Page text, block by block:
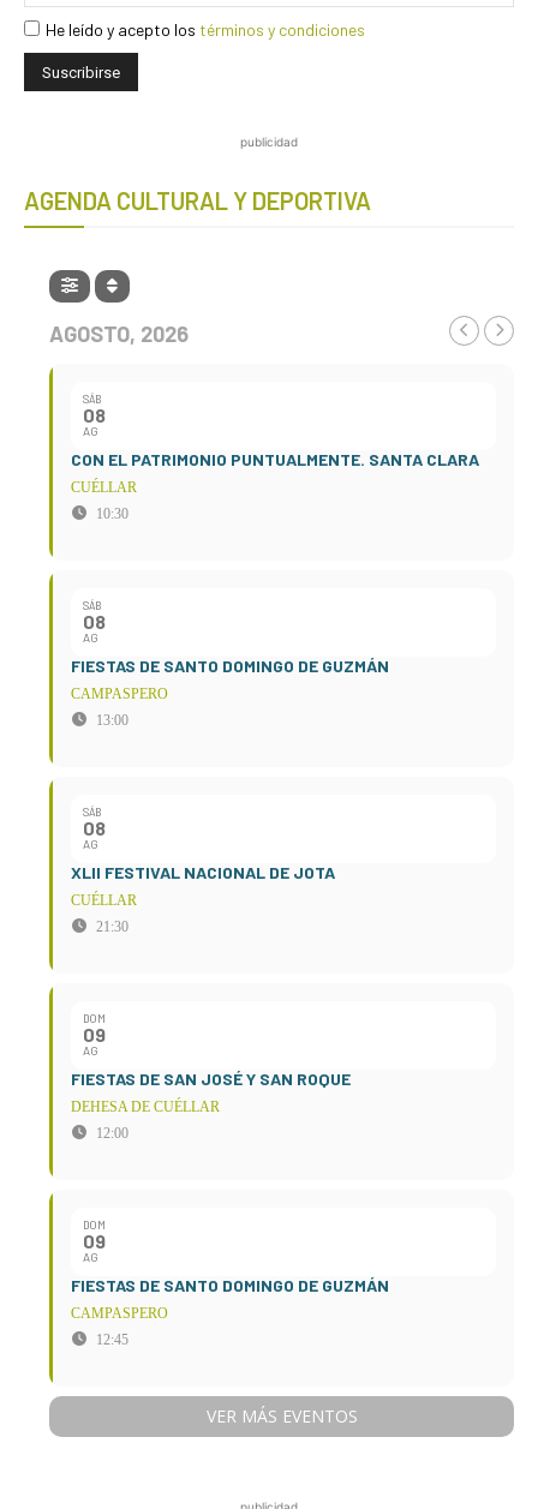
He leído y acepto los términos y condiciones
publicidad
AGENDA CULTURAL Y DEPORTIVA
AGOSTO, 2026
SÁB
08
AG
CON EL PATRIMONIO PUNTUALMENTE. SANTA CLARA
CUÉLLAR
10:30
SÁB
08
AG
FIESTAS DE SANTO DOMINGO DE GUZMÁN
CAMPASPERO
13:00
SÁB
08
AG
XLII FESTIVAL NACIONAL DE JOTA
CUÉLLAR
21:30
DOM
09
AG
FIESTAS DE SAN JOSÉ Y SAN ROQUE
DEHESA DE CUÉLLAR
12:00
DOM
09
AG
FIESTAS DE SANTO DOMINGO DE GUZMÁN
CAMPASPERO
12:45
VER MÁS EVENTOS